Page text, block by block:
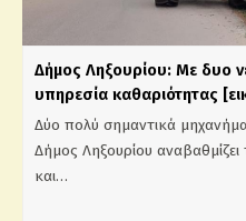
Δήμος Ληξουρίου: Με δυο
υπηρεσία καθαριότητας
Δύο πολύ σημαντικά
Δήμος Ληξουρίου αναβαθμίζει
και…